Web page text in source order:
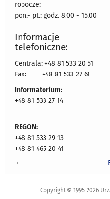
robocze:
pon.- pt.: godz. 8.00 - 15.00
Informacje
telefoniczne:
Centrala: +48 81 533 20 51
Fax:
+48 81 533 27 61
Informatorium:
+48 81 533 27 14
REGON:
+48 81 533 29 13
+48 81 465 20 41
Copyright © 1995-2026